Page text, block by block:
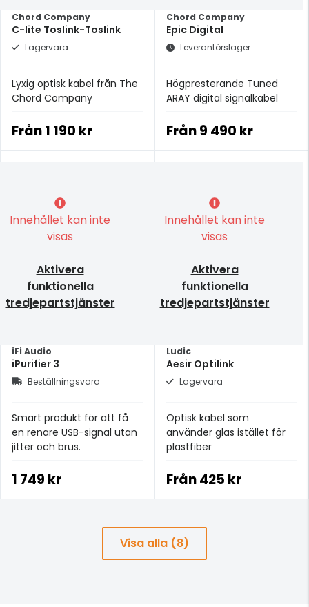
Chord Company
C-lite Toslink-Toslink
Lagervara
Lyxig optisk kabel från The
Chord Company
Från1 190 kr
Chord Company
Epic Digital
Leverantörslager
Högpresterande Tuned
ARAY digital signalkabel
Från9 490 kr
Innehållet kan inte
visas
Aktivera
funktionella
tredjepartstjänster
iFi Audio
iPurifier 3
Beställningsvara
Smart produkt för att få
en renare USB-signal utan
jitter och brus.
1 749 kr
Innehållet kan inte
visas
Aktivera
funktionella
tredjepartstjänster
Ludic
Aesir Optilink
Lagervara
Optisk kabel som
använder glas istället för
plastfiber
Från425 kr
Visa alla (8)